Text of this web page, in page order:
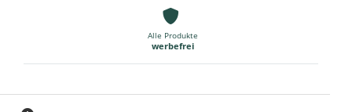
Alle Produkte
werbefrei